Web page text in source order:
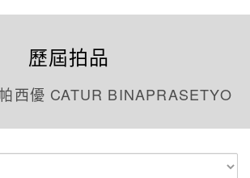
歷屆拍品
西優 CATUR BINAPRASETYO